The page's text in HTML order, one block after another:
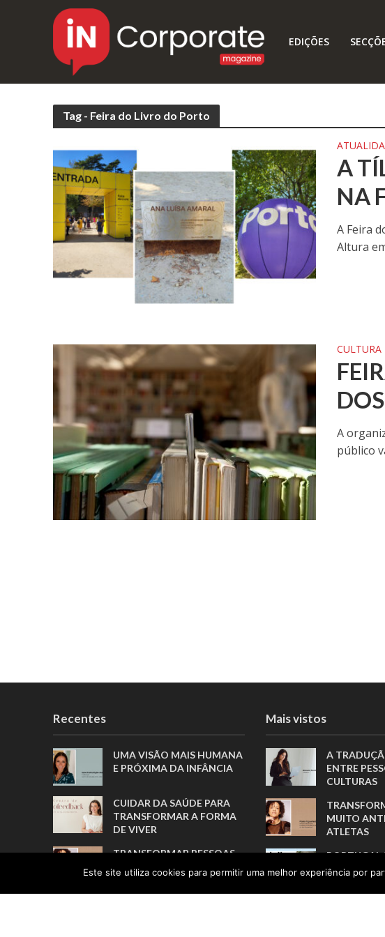
EDIÇÕES
Tag - Feira do Livro do Porto
A
NA
A Feira
Altura
A
público
Recentes
UMA VISÃO MAIS HUMANA
E PRÓXIMA DA INFÂNCIA
CUIDAR DA SAÚDE PARA
TRANSFORMAR A FORMA
DE VIVER
TRANSFORMAR PESSOAS,
MUITO ANTES DE FORMAR
ATLETAS
Mais vistos
A
ENTRE
CULTURAS
MUITO
ATLETAS
PORTUGAL
APOSTA
PARA
Este site utiliza cookies para permitir uma melhor experiência por